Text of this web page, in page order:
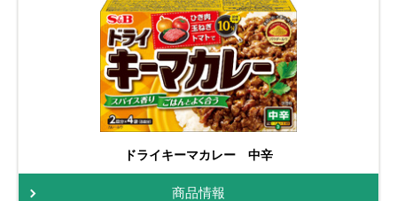
ドライキーマカレー 中辛
商品情報